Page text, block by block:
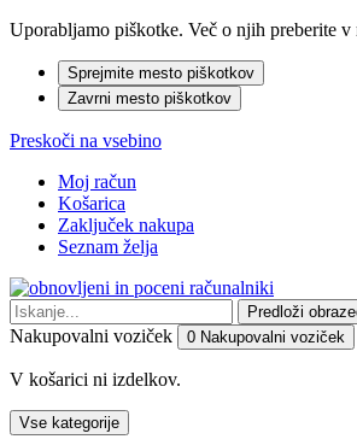
Uporabljamo piškotke. Več o njih preberite v
Sprejmite mesto piškotkov
Zavrni mesto piškotkov
Preskoči na vsebino
Moj račun
Košarica
Zaključek nakupa
Seznam želja
Predloži
Nakupovalni voziček 0 Nakupovalni voziček
V košarici ni izdelkov.
Vse kategorije